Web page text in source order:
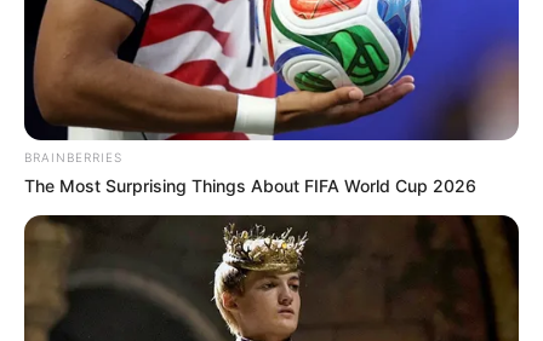
BRAINBERRIES
The Most Surprising Things About FIFA World Cup 2026